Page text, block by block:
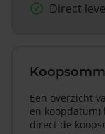
Direct
Een overzicht
en
direct de